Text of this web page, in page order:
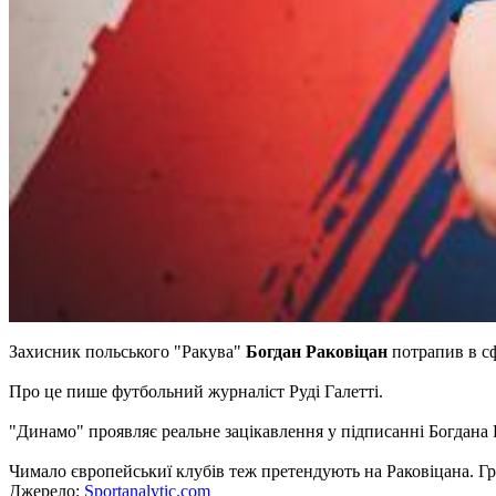
Захисник польського "Ракува" Богдан Раковіцан потрапив в
Про це пише футбольний журналіст Руді Галетті.
"Динамо" проявляє реальне зацікавлення у підписанні
Чимало європейськиї клубів теж претендують на Раковіцана.
Джерело: Sportanalytic.com